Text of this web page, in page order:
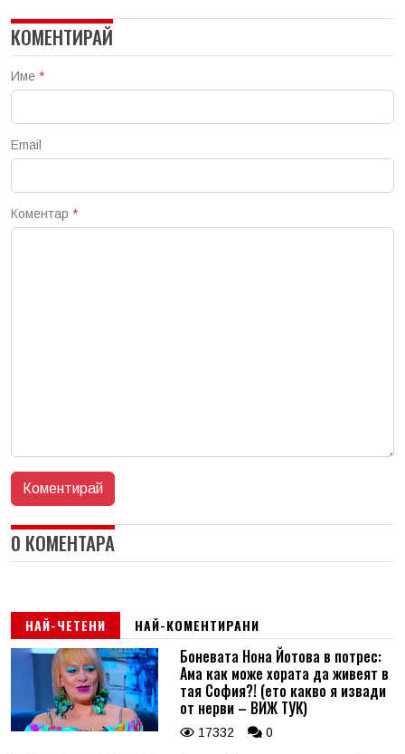
КОМЕНТИРАЙ
Име *
Email
Коментар *
0 КОМЕНТАРА
НАЙ-ЧЕТЕНИ НАЙ-КОМЕНТИРАНИ
Боневата Нона Йотова в потрес:
Ама как може хората да живеят в
тая София?! (ето какво я извади
от нерви – ВИЖ ТУК)
17332 0